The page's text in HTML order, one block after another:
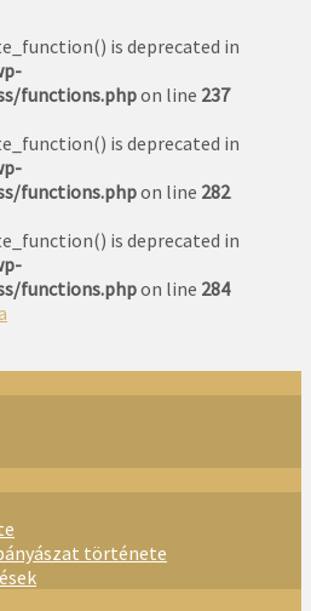
is deprecated in
functions.phpon line 237
is deprecated in
functions.phpon line 282
is deprecated in
functions.phpon line 284
története